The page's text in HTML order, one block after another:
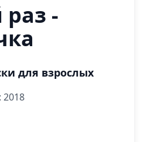
-
для взрослых